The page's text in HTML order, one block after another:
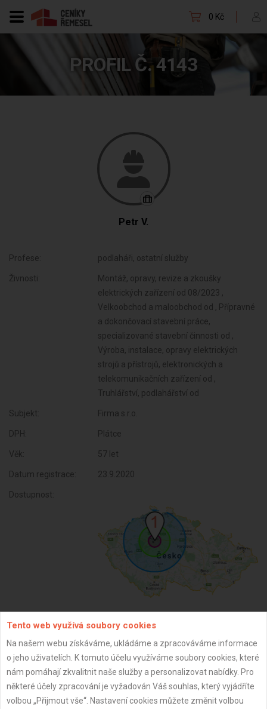
0 Kč
PROFIL Č. 4143
Petr V.
Profese: podlaháři, ostatní služby
Živnosti:
Montáž, opravy, revize a zkoušky
elektrických zařízení od 08/2023 ,
Velkoobchod a maloobchod od , Přípravné
a dokončovací stavební práce,
specializované stavební činnosti od ,
Výroba, instalace, opravy elektrických
strojů a přístrojů, elektronických a
telekomunikačních zařízení od ,
Truhlářství, podlahářství od
Subjekt: Firma s.r.o.
DPH: Plátce
Věk: 57 let
Datum registrace: 23.9.2020
Dostupnost:
Aktualizováno z portálu ARES dne 01.12.2025 23:30:03
Tento web využívá soubory cookies
Na našem webu získáváme, ukládáme a zpracováváme informace
o jeho uživatelích. K tomuto účelu využíváme soubory cookies, které
nám pomáhají zkvalitnit naše služby a personalizovat nabídky. Pro
některé účely zpracování je vyžadován Váš souhlas, který vyjádříte
volbou „Přijmout vše“. Nastavení cookies můžete změnit volbou